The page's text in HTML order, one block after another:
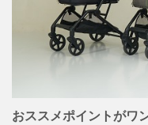
おススメポイントがワ